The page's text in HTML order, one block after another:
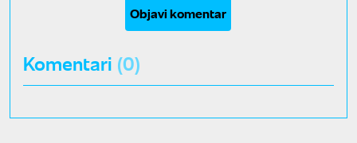
Objavi komentar
Komentari (0)